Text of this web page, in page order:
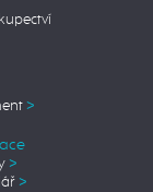
>
>
>